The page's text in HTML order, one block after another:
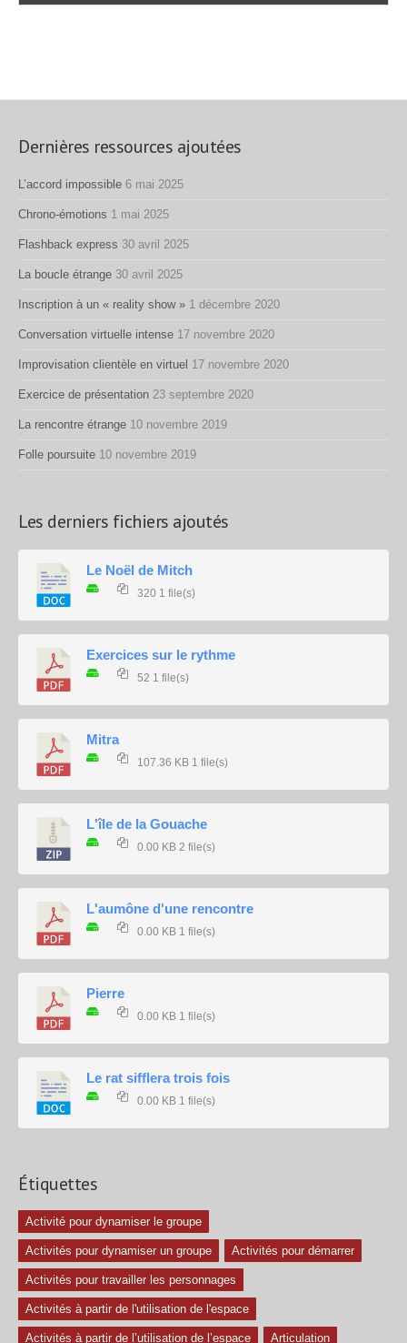
Dernières ressources ajoutées
L’accord impossible 6 mai 2025
Chrono-émotions 1 mai 2025
Flashback express 30 avril 2025
La boucle étrange 30 avril 2025
Inscription à un « reality show » 1 décembre 2020
Conversation virtuelle intense 17 novembre 2020
Improvisation clientèle en virtuel 17 novembre 2020
Exercice de présentation 23 septembre 2020
La rencontre étrange 10 novembre 2019
Folle poursuite 10 novembre 2019
Les derniers fichiers ajoutés
Le Noël de Mitch
320 1 file(s)
Exercices sur le rythme
52 1 file(s)
Mitra
107.36 KB 1 file(s)
L'île de la Gouache
0.00 KB 2 file(s)
L'aumône d'une rencontre
0.00 KB 1 file(s)
Pierre
0.00 KB 1 file(s)
Le rat sifflera trois fois
0.00 KB 1 file(s)
Étiquettes
Activité pour dynamiser le groupe
Activités pour dynamiser un groupe Activités pour démarrer
Activités pour travailler les personnages
Activités à partir de l'utilisation de l'espace
Activités à partir de l’utilisation de l’espace Articulation